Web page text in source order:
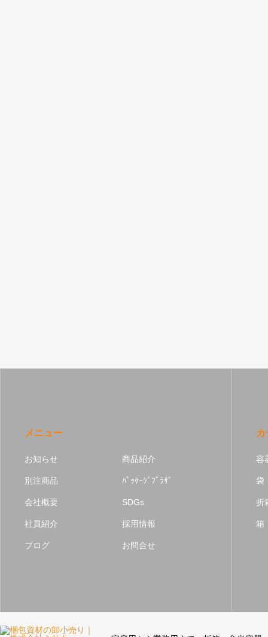
メニュー
お知らせ 商品紹介
別注商品 ﾊﾟｯｹｰｼﾞﾌﾟﾗｻﾞ
会社概要 SDGs
社員紹介 採用情報
ブログ お問合せ
容
袋
折
箱